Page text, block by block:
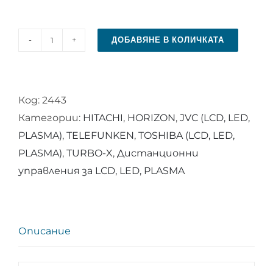
количество
управление
RC
43160
-
ОРИГИНАЛНО
ДОБАВЯНЕ В КОЛИЧКАТА
Код: 2443
Категории: HITACHI, HORIZON, JVC (LCD, LED,
PLASMA), TELEFUNKEN, TOSHIBA (LCD, LED,
PLASMA), TURBO-X, Дистанционни
управления за LCD, LED, PLASMA
Описание